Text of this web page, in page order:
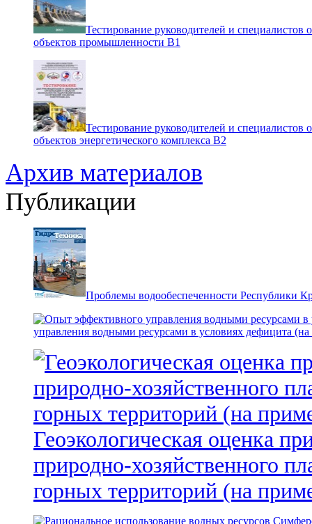
Тестирование руководителей и специалистов
объектов промышленности В1
Тестирование руководителей и специалистов
объектов энергетического комплекса В2
Архив материалов
Публикации
Проблемы водообеспеченности Республики
управления водными ресурсами в условиях дефицита
Геоэкологическая оценка
природно-хозяйственного
горных территорий (на